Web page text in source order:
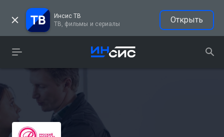
Инсис ТВ
ТВ, фильмы и сериалы
Открыть